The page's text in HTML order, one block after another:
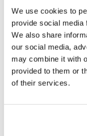
We use cookies to
provide social media
We also share
our social media,
may combine it with
provided to them or
of their services.
Taal
Aantal pagina's
Bezorging
Gratis
Gratis